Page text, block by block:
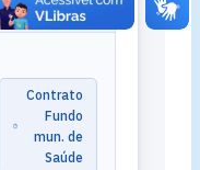
Contrato
Fundo
mun. de
Saúde